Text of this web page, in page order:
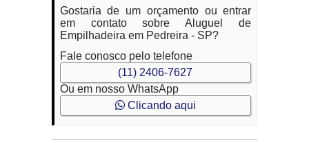
Gostaria de um orçamento ou entrar
em contato sobre Aluguel de
Empilhadeira em Pedreira - SP?
Fale conosco pelo telefone
(11) 2406-7627
Ou em nosso WhatsApp
Clicando aqui